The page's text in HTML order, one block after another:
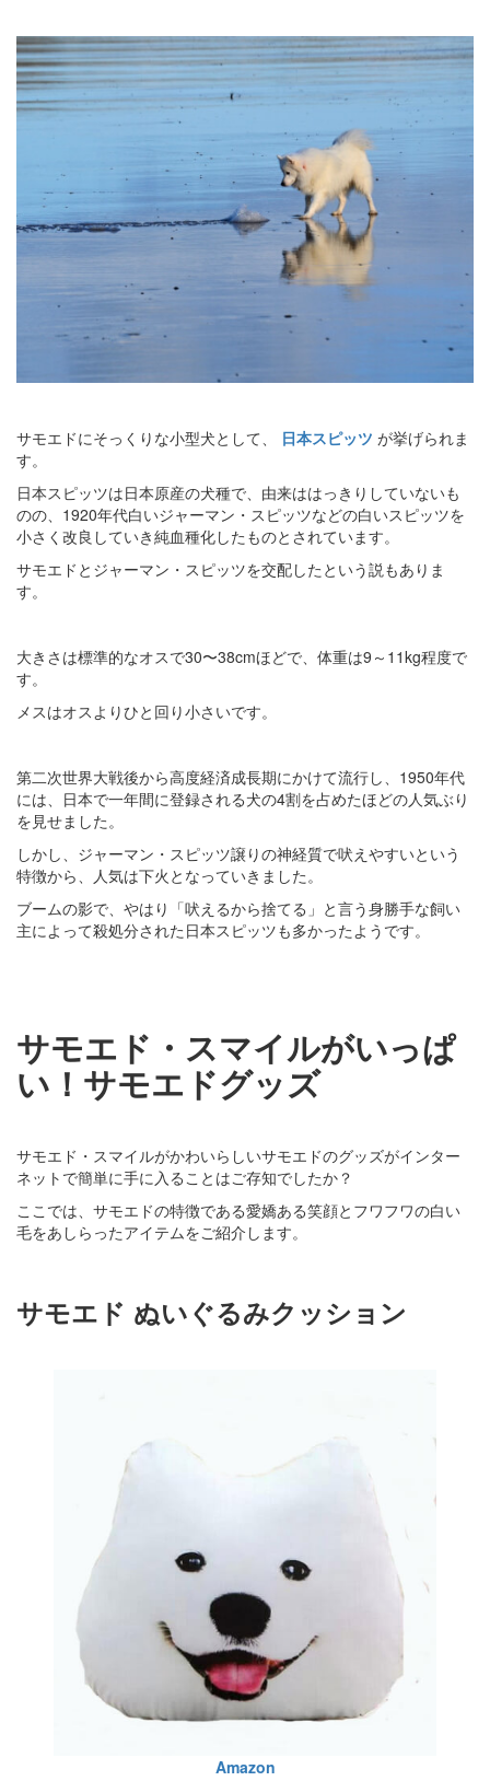
サモエドにそっくりな小型犬として、 日本スピッツ が挙げられま
す。
日本スピッツは日本原産の犬種で、由来ははっきりしていないも
のの、1920年代白いジャーマン・スピッツなどの白いスピッツを
小さく改良していき純血種化したものとされています。
サモエドとジャーマン・スピッツを交配したという説もありま
す。
大きさは標準的なオスで30〜38cmほどで、体重は9～11kg程度で
す。
メスはオスよりひと回り小さいです。
第二次世界大戦後から高度経済成長期にかけて流行し、1950年代
には、日本で一年間に登録される犬の4割を占めたほどの人気ぶり
を見せました。
しかし、ジャーマン・スピッツ譲りの神経質で吠えやすいという
特徴から、人気は下火となっていきました。
ブームの影で、やはり「吠えるから捨てる」と言う身勝手な飼い
主によって殺処分された日本スピッツも多かったようです。
サモエド・スマイルがいっぱ
い！サモエドグッズ
サモエド・スマイルがかわいらしいサモエドのグッズがインター
ネットで簡単に手に入ることはご存知でしたか？
ここでは、サモエドの特徴である愛嬌ある笑顔とフワフワの白い
毛をあしらったアイテムをご紹介します。
サモエド ぬいぐるみクッション
Amazon